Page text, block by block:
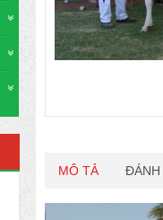
MÔ TẢ ĐÁNH